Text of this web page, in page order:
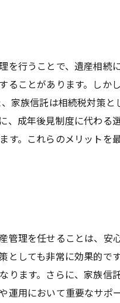
行うことで、遺産相続
ことがあります。しか
家族信託は相続税対策と
成年後見制度に代わる
。これらのメリットを
理を任せることは、安
しても非常に効果的で
ます。さらに、家族信
用において重要なサポ